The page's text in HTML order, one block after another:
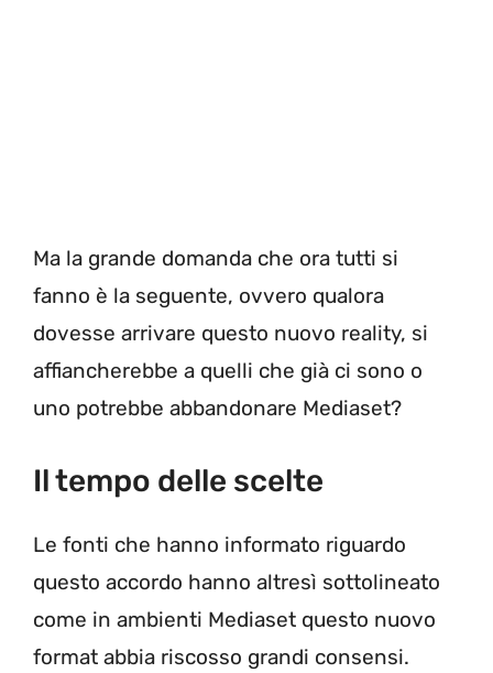
Ma la grande domanda che ora tutti si
fanno è la seguente, ovvero qualora
dovesse arrivare questo nuovo reality, si
affiancherebbe a quelli che già ci sono o
uno potrebbe abbandonare Mediaset?
Il tempo delle scelte
Le fonti che hanno informato riguardo
questo accordo hanno altresì sottolineato
come in ambienti Mediaset questo nuovo
format abbia riscosso grandi consensi.